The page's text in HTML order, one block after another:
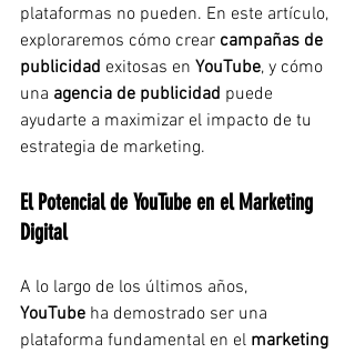
plataformas no pueden. En este artículo,
exploraremos cómo crear campañas de
publicidad exitosas en YouTube, y cómo
una agencia de publicidad puede
ayudarte a maximizar el impacto de tu
estrategia de marketing.
El Potencial de YouTube en el Marketing
Digital
A lo largo de los últimos años,
YouTube ha demostrado ser una
plataforma fundamental en el marketing